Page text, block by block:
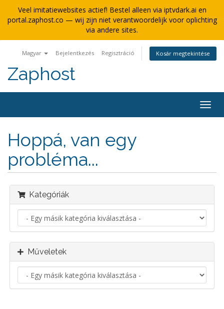
Veel imitatiewebsites actief! Bestel alleen via iptvdark.ai en
portal.zaphost.co — wij zijn niet verantwoordelijk voor oplichting
via andere sites.
Magyar Bejelentkezés Regisztráció Kosár megtekintése
Zaphost
a
Hoppá, van egy
probléma...
Kategóriák
Műveletek